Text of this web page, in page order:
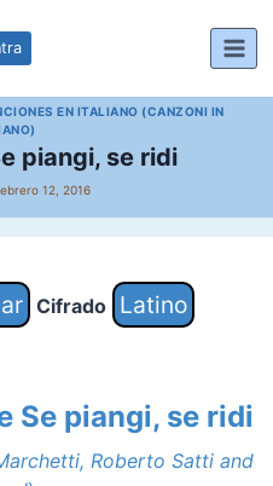
EN ITALIANO (CANZONI IN
piangi, se ridi
12, 2016
Cifrado
Latino
Se piangi, se ridi
Roberto Satti and